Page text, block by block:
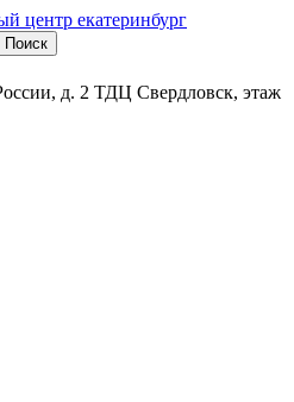
д. 2 ТДЦ Свердловск, этаж